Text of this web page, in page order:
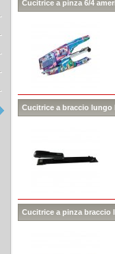
Cucitrice a pinza 6/4
Cucitrice a braccio lungo
Cucitrice a pinza braccio